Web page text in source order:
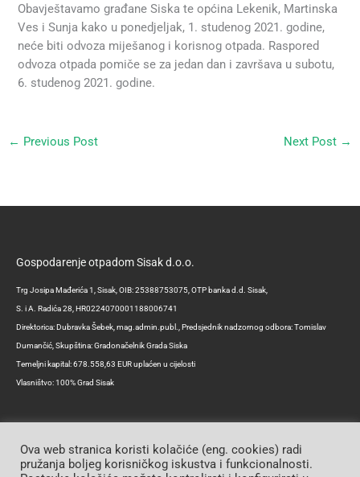
Obavještavamo građane Siska te općina Lekenik, Martinska
Ves i Sunja kako u ponedjeljak, 1. studenog 2021. godine,
neće biti odvoza miješanog i korisnog otpada. Raspored
odvoza otpada pomiče se za jedan dan i završava u subotu,
6. studenog 2021. godine.
← Previous Post Next Post →
Gospodarenje otpadom Sisak d.o.o.
Trg Josipa Mađerića 1, Sisak, OIB: 25388753075, OTP banka d.d. Sisak,
S. i A. Radića 28, HR0224070001188006741
Direktorica: Dubravka Šebek, mag.admin.publ., Predsjednik nadzornog odbora: Tomislav
Dumančić, Skupština: Gradonačelnik Grada Siska
Temeljni kapital: 678.558,63 EUR uplaćen u cijelosti
Vlasništvo: 100% Grad Sisak
Ova web stranica koristi kolačiće (eng. cookies) radi
pružanja boljeg korisničkog iskustva i funkcionalnosti.